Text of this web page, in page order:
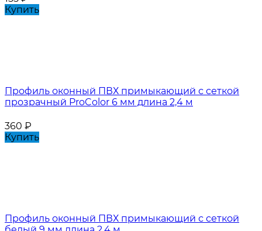
Купить
Профиль оконный ПВХ примыкающий с сеткой
прозрачный ProColor 6 мм длина 2,4 м
360 ₽
Купить
Профиль оконный ПВХ примыкающий с сеткой